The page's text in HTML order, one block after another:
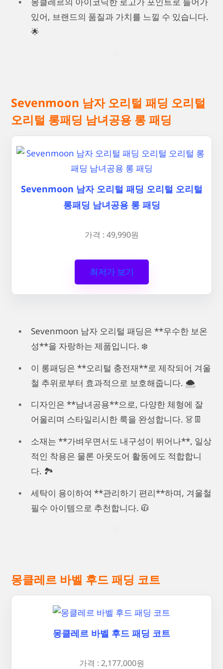
있어, 브랜드의 품질과 가치를 느낄 수 있습니다.
🌟
Sevenmoon 남자 오리털 패딩 오리털
오리털 롱패딩 남녀공용 롱 패딩
Sevenmoon 남자 오리털 패딩 오리털 오리털
롱패딩 남녀공용 롱 패딩
가격 : 49,990원
최저가 보기
Sevenmoon 남자 오리털 패딩은 **우수한 보온
성**을 자랑하는 제품입니다. ❄️
이 롱패딩은 **오리털 충전재**로 제작되어 겨울
철 추위로부터 효과적으로 보호해줍니다. 🌨️
디자인은 **남녀공용**으로, 다양한 체형에 잘
어울리며 스타일리시한 룩을 완성합니다. 👗👖
소재는 **가벼우면서도 내구성이 뛰어나**, 일상
적인 착용은 물론 아웃도어 활동에도 적합합니
다. 🏞️
세탁이 용이하여 **관리하기 편리**하며, 겨울철
필수 아이템으로 추천합니다. 🧥
몽클레르 바벨 후드 패딩 코트
몽클레르 바벨 후드 패딩 코트
가격 : 2,177,000원